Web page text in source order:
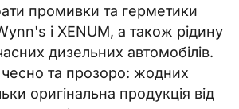
промивки та герметики
і XENUM, а також рідину
дизельних автомобілів.
та прозоро: жодних
оригінальна продукція від